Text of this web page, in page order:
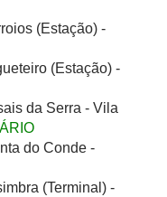
(Estação) -
(Estação) -
da Serra - Vila
do Conde -
(Terminal) -